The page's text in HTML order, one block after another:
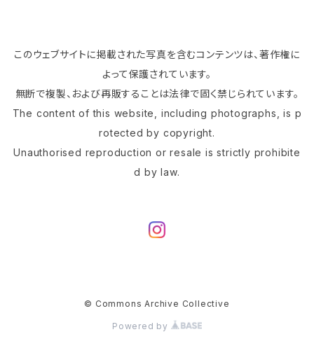
このウェブサイトに掲載された写真を含むコンテンツは、著作権に
よって保護されています。
無断で複製、および再販することは法律で固く禁じられています。
The content of this website, including photographs, is p
rotected by copyright.
Unauthorised reproduction or resale is strictly prohibite
d by law.
© Commons Archive Collective
Powered by